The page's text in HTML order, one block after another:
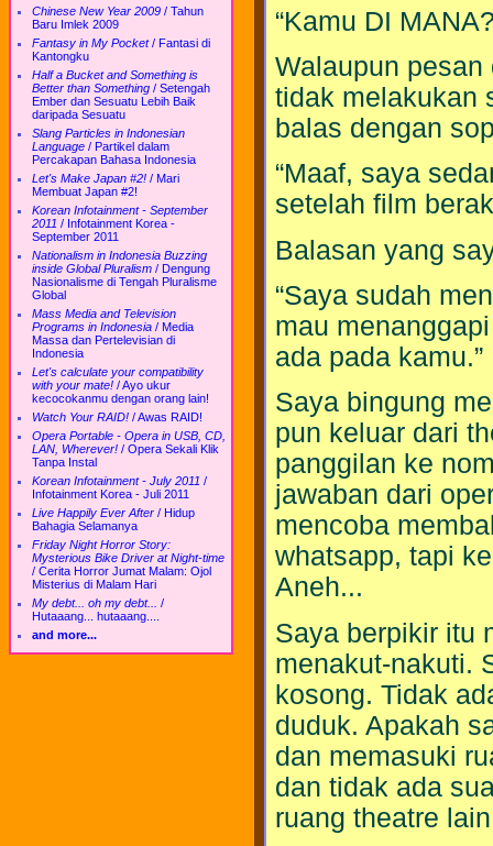
Chinese New Year 2009 / Tahun
Baru Imlek 2009
Fantasy in My Pocket/ Fantasi di
Kantongku
Half a Bucket and Something is
Better than Something / Setengah
Ember dan Sesuatu Lebih Baik
daripada Sesuatu
Slang Particles in Indonesian
Language / Partikel dalam
Percakapan Bahasa Indonesia
Let's Make Japan #2! / Mari
Membuat Japan #2!
Korean Infotainment - September
2011 / Infotainment Korea -
September 2011
Nationalism in Indonesia Buzzing
inside Global Pluralism / Dengung
Nasionalisme di Tengah Pluralisme
Global
Mass Media and Television
Programs in Indonesia / Media
Massa dan Pertelevisian di
Indonesia
Let's calculate your compatibility
with your mate! /Ayo ukur
kecocokanmu dengan orang lain!
Watch Your RAID! /Awas RAID!
Opera Portable - Opera in USB, CD,
LAN, Wherever! / Opera Sekali Klik
Tanpa Instal
Korean Infotainment - July 2011 /
Infotainment Korea - Juli 2011
Live Happily Ever After / Hidup
Bahagia Selamanya
Friday Night Horror Story:
Mysterious Bike Driver at Night-time
/ Cerita Horror Jumat Malam: Ojol
Misterius di Malam Hari
My debt... oh my debt...
/
Hutaaang... hutaaang....
and more...
“Kamu DI
Walaupun
tidak melakukan
balas dengan
“Maaf, saya
setelah film
Balasan yang
“Saya sudah
mau
ada pada kamu.”
Saya bingung
pun keluar dari
panggilan ke
jawaban dari
mencoba
whatsapp, tapi
Aneh...
Saya berpikir itu
menakut-nakuti.
kosong. Tidak
duduk. Apakah
dan memasuki
dan tidak ada
ruang theatre